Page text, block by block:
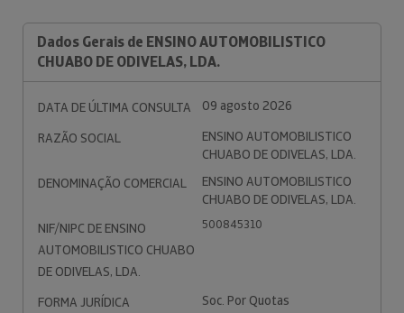
Dados Gerais de ENSINO AUTOMOBILISTICO
CHUABO DE ODIVELAS, LDA.
DATA DE ÚLTIMA CONSULTA
09 agosto 2026
RAZÃO SOCIAL
ENSINO AUTOMOBILISTICO
CHUABO DE ODIVELAS, LDA.
DENOMINAÇÃO COMERCIAL
ENSINO AUTOMOBILISTICO
CHUABO DE ODIVELAS, LDA.
NIF/NIPC DE ENSINO
AUTOMOBILISTICO CHUABO
DE ODIVELAS, LDA.
500845310
FORMA JURÍDICA
Soc. Por Quotas